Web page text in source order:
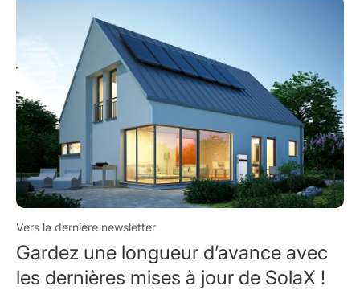
Vers la dernière newsletter
Gardez une longueur d’avance avec
les dernières mises à jour de SolaX !